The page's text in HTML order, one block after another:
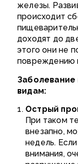
железы.
происходит
доходят до
этого они не
повреждению
Заболевание
видам:
Острый
При таком
внезапно,
недель.
внимания,